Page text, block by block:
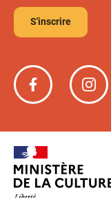
S'inscrire
Partir
en
sur
Facebook
Partir
en
sur